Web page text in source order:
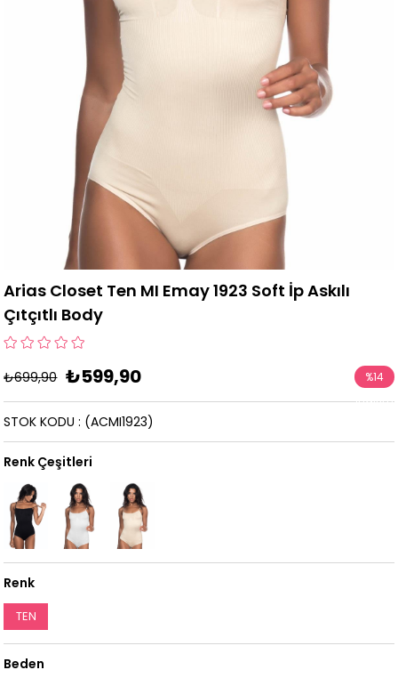
Arias Closet Ten MI Emay 1923 Soft İp Askılı
Çıtçıtlı Body
₺699,90 ₺599,90 %14
İndirim
(ACMI1923)
STOK KODU
Renk Çeşitleri
Renk
TEN
Beden